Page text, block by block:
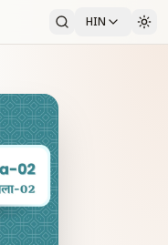
HIN